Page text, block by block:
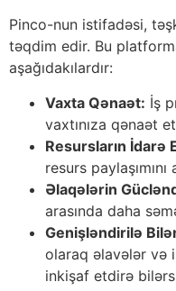
Pinco-nun istifadəsi,
təqdim edir. Bu
aşağıdakılardır:
Vaxta Qənaət: İş
vaxtınıza qənaət
Resursların İdarə
resurs paylaşımını
Əlaqələrin
arasında daha
Genişləndirilə
olaraq əlavələr və
inkişaf etdirə